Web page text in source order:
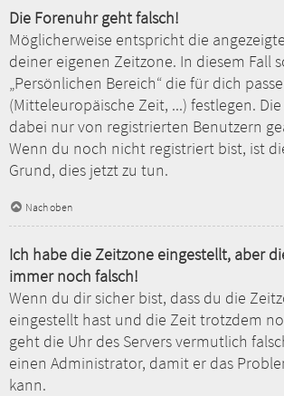
Die Forenuhr geht falsch!
Möglicherweise entspricht die
deiner eigenen Zeitzone. In diesem Fall
„Persönlichen Bereich“ die für dich
(Mitteleuropäische Zeit, ...) festlegen.
dabei nur von registrierten Benutzern
Wenn du noch nicht registriert bist, ist
Grund, dies jetzt zu tun.
Nach oben
Ich habe die Zeitzone eingestellt, aber
immer noch falsch!
Wenn du dir sicher bist, dass du die
eingestellt hast und die Zeit trotzdem
geht die Uhr des Servers vermutlich
einen Administrator, damit er das
kann.